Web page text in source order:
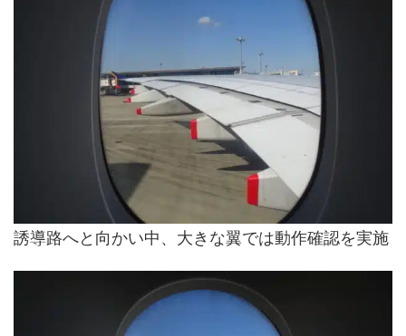
誘導路へと向かい中、大きな翼では動作確認を実施